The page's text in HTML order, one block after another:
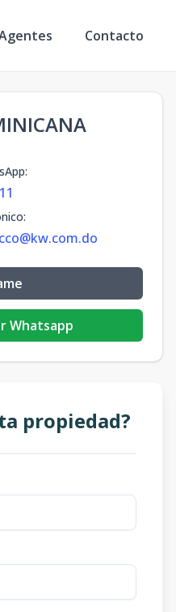
Contacto
:
:
Whatsapp
propiedad?